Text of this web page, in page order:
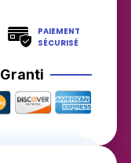
PAIEMENT
SÉCURISÉ
Granti